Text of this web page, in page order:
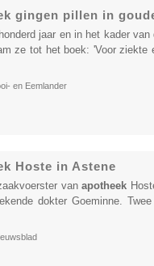
gingen pillen in
jaar en in het kader
ze tot het boek: 'Voor
en Eemlander
Hoste in Astene
vanapotheek
dokter Goeminne.